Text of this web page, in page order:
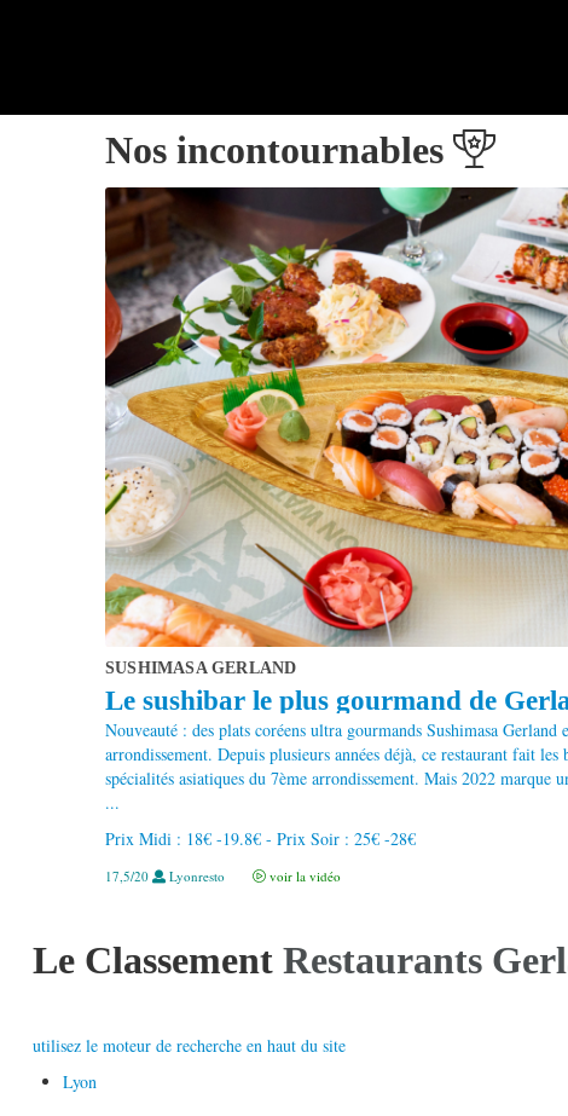
Nos incontournables
SUSHIMASA GERLAND
Le sushibar le plus gourmand de
Nouveauté : des plats coréens ultra gourmands Sushimasa
arrondissement. Depuis plusieurs années déjà, ce restaurant fait les
spécialités asiatiques du 7ème arrondissement. Mais 2022 marque
...
Prix Midi : 18€ -19.8€ - Prix Soir : 25€ -28€
17,5/20 Lyonresto voir la vidéo
Le Classement Restaurants
utilisez le moteur de recherche en haut du site
Lyon